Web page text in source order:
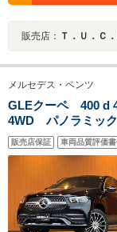
販売店： Ｔ．Ｕ．Ｃ．ＧＲ
メルセデス・ベンツ
GLEクーペ 400 d
4WD パノラミック
カメラ
黒革シート ACC
トライト 純正21イ
販売店保証 車両品質評価